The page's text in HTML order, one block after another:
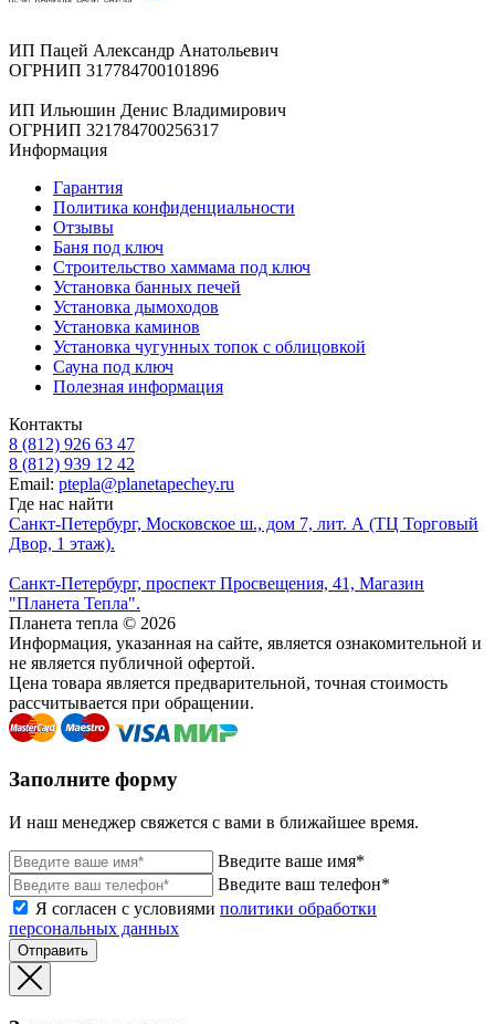
ИП Пацей Александр Анатольевич
ОГРНИП 317784700101896
ИП Ильюшин Денис Владимирович
ОГРНИП 321784700256317
Информация
Гарантия
Политика конфиденциальности
Отзывы
Баня под ключ
Строительство хаммама под ключ
Установка банных печей
Установка дымоходов
Установка каминов
Установка чугунных топок с облицовкой
Сауна под ключ
Полезная информация
Контакты
8 (812) 926 63 47
8 (812) 939 12 42
Email: ptepla@planetapechey.ru
Где нас найти
Санкт-Петербург, Московское ш., дом 7, лит. А (ТЦ Торговый
Двор, 1 этаж).
Санкт-Петербург, проспект Просвещения, 41, Магазин
"Планета Тепла".
Планета тепла © 2026
Информация, указанная на сайте, является ознакомительной и
не является публичной офертой.
Цена товара является предварительной, точная стоимость
рассчитывается при обращении.
Заполните форму
И наш менеджер свяжется с вами в ближайшее время.
Введите ваше имя*
Введите ваш телефон*
Я согласен с условиями политики обработки
персональных данных
Отправить